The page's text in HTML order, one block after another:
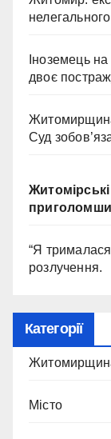
Іноземець
двоє
Суд
“Я
розлучення.
Категорії
Місто